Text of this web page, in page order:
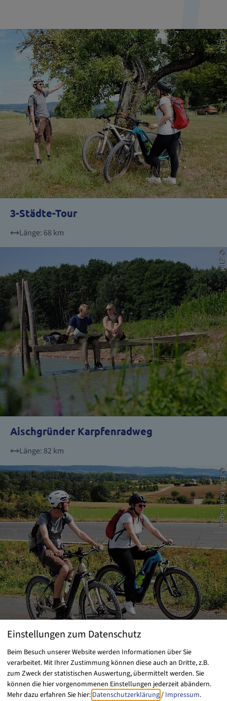
3-Städte-Tour
Länge: 68 km
Aischgründer Karpfenradweg
Länge: 82 km
Entdeckungstour für Groß und Klein
Länge: 32 km
Einstellungen zum Datenschutz
Beim Besuch unserer Website werden Informationen über Sie
verarbeitet. Mit Ihrer Zustimmung können diese auch an Dritte, z.B.
zum Zweck der statistischen Auswertung, übermittelt werden. Sie
können die hier vorgenommenen Einstellungen jederzeit abändern.
Mehr dazu erfahren Sie hier: Datenschutzerklärung/ Impressum.